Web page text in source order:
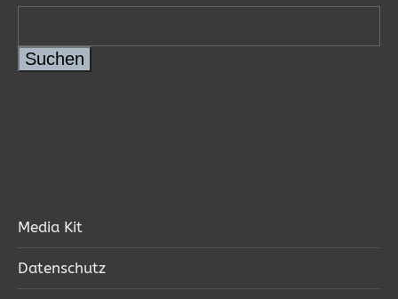
Suchen
Media Kit
Datenschutz